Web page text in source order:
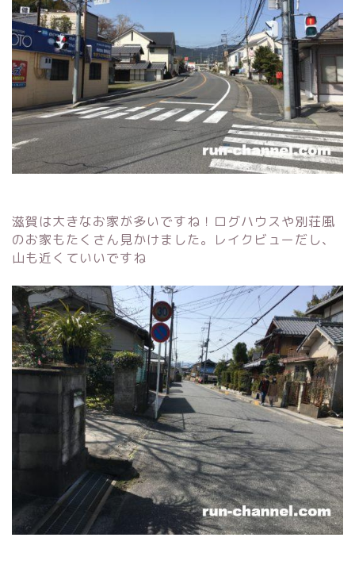
滋賀は大きなお家が多いですね！ログハウスや別荘風
のお家もたくさん見かけました。レイクビューだし、
山も近くていいですね